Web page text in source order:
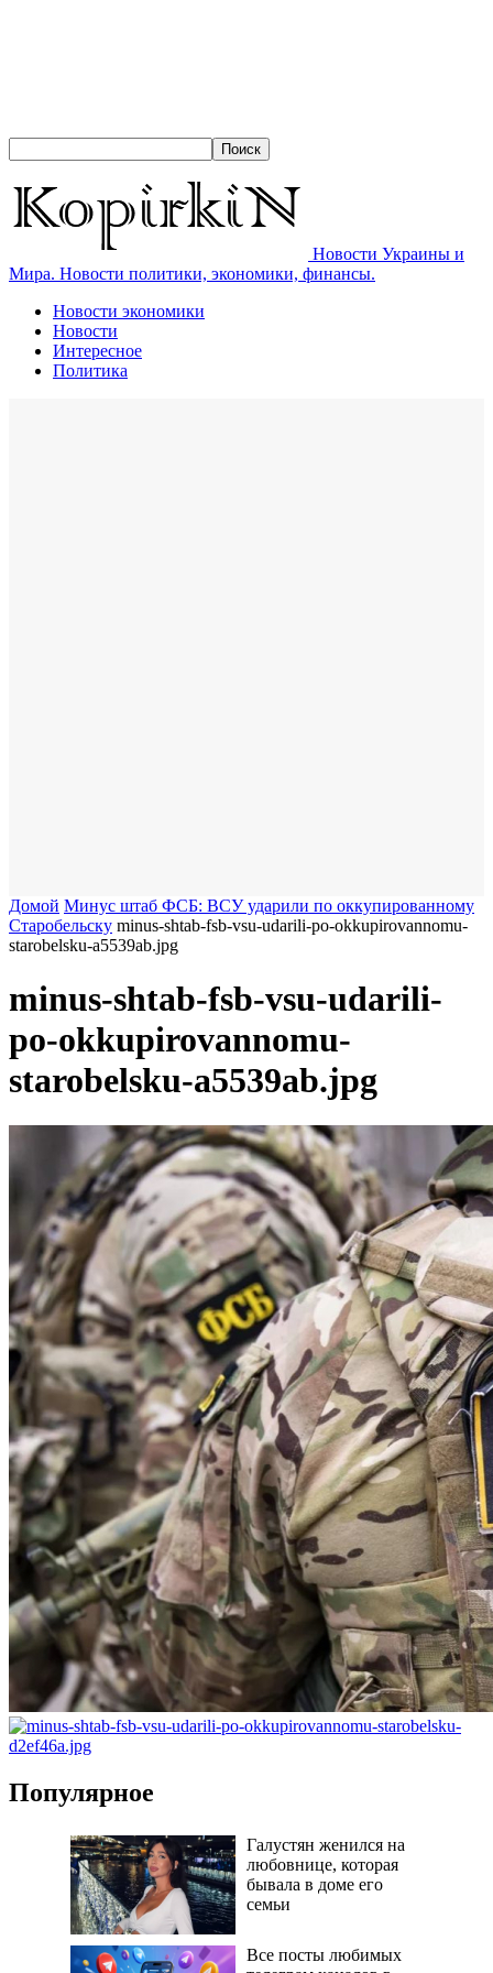
Новости Украины и
Мира. Новости политики, экономики, финансы.
Новости экономики
Новости
Интересное
Политика
Домой ​Минус штаб ФСБ: ВСУ ударили по оккупированному
Старобельску minus-shtab-fsb-vsu-udarili-po-okkupirovannomu-
starobelsku-a5539ab.jpg
minus-shtab-fsb-vsu-udarili-
po-okkupirovannomu-
starobelsku-a5539ab.jpg
Популярное
Галустян женился на
любовнице, которая
бывала в доме его
семьи
Все посты любимых